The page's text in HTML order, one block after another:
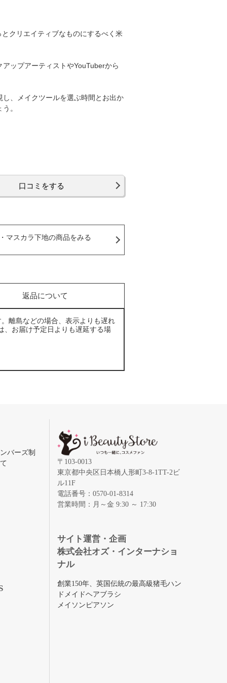
クリエイティブなものにするべく米
ップアーティストやYouTuberから
、メイクツールを選ぶ時間とお出か
。
口コミをする
マスカラ下地の商品をみる
返品について
離島などの場合、表示よりも遅れ
、お届け予定日よりも遅延する場
バーズ制
〒103-0013
東京都中央区日本橋人形町3-8-1TT-2ビ
ル11F
電話番号：0570-01-8314
営業時間：月～金 9:30 ～ 17:30
サイト運営・企画
株式会社オズ・インターナショ
ナル
創業150年、英国伝統の最高級猪毛ハン
ドメイドヘアブラシ
メイソンピアソン